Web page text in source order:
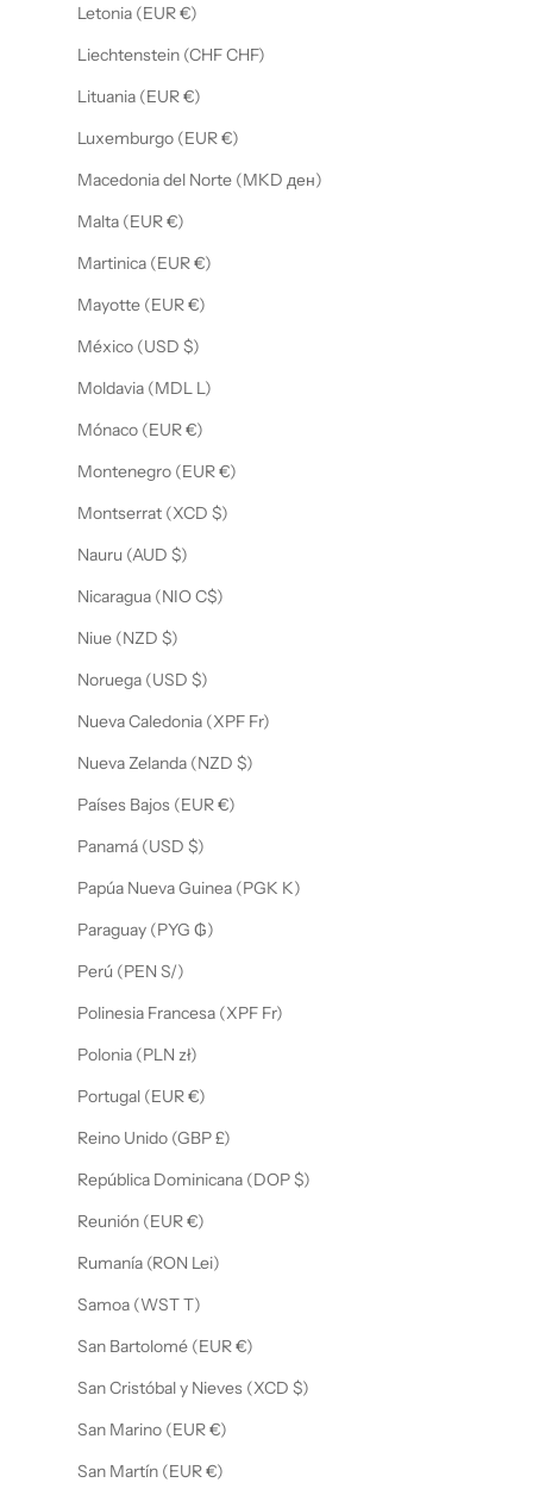
Letonia (EUR €)
Liechtenstein (CHF CHF)
Lituania (EUR €)
Luxemburgo (EUR €)
Macedonia del Norte (MKD ден)
Malta (EUR €)
Martinica (EUR €)
Mayotte (EUR €)
México (USD $)
Moldavia (MDL L)
Mónaco (EUR €)
Montenegro (EUR €)
Montserrat (XCD $)
Nauru (AUD $)
Nicaragua (NIO C$)
Niue (NZD $)
Noruega (USD $)
Nueva Caledonia (XPF Fr)
Nueva Zelanda (NZD $)
Países Bajos (EUR €)
Panamá (USD $)
Papúa Nueva Guinea (PGK K)
Paraguay (PYG ₲)
Perú (PEN S/)
Polinesia Francesa (XPF Fr)
Polonia (PLN zł)
Portugal (EUR €)
Reino Unido (GBP £)
República Dominicana (DOP $)
Reunión (EUR €)
Rumanía (RON Lei)
Samoa (WST T)
San Bartolomé (EUR €)
San Cristóbal y Nieves (XCD $)
San Marino (EUR €)
San Martín (EUR €)